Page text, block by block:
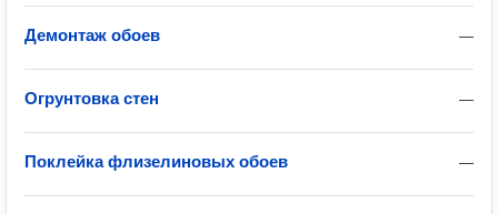
—
Демонтаж обоев
—
Огрунтовка стен
—
Поклейка флизелиновых обоев